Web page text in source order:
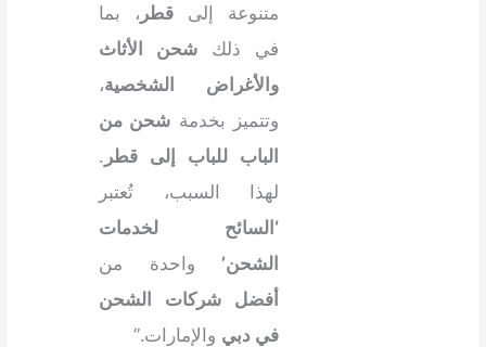
متنوعة إلى قطر ، بما
في ذلك شحن الأثاث
والأغراض الشخصية،
وتتميز بخدمة شحن من
الباب للباب إلى قطر .
لهذا السبب، تُعتبر
‘السائح لخدمات
الشحن’ واحدة من
أفضل شركات الشحن
في دبي والإمارات.”